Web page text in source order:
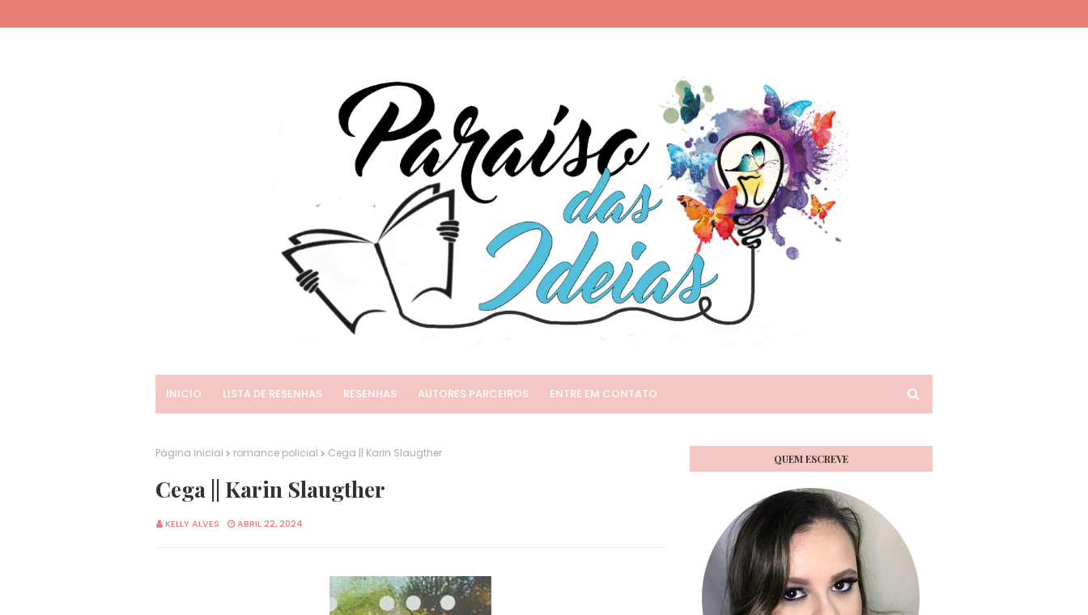
INICIO LISTA DE RESENHAS RESENHAS AUTORES PARCEIROS ENTRE EM CONTATO
Página inicial romance policial Cega || Karin Slaugther
Cega || Karin Slaugther
KELLY ALVES ABRIL 22, 2024
QUEM ESCREVE